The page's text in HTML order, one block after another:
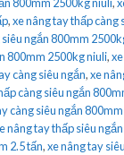
,xe nâng tay thấp càng
ngắn 800mm
800mm 2500kg niuli,
càng siêu ngắn,xe
càng siêu ngắn
càng siêu ngắn
nâng tay thấp siêu
2.5 tấn,xe nâng tay